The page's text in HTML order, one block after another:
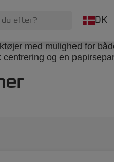
DK
med mulighed for
og en